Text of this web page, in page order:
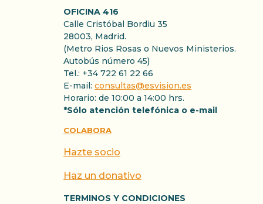
OFICINA 416
Calle Cristóbal Bordiu 35
28003, Madrid.
(Metro Rios Rosas o Nuevos Ministerios.
Autobús número 45)
Tel.: +34 722 61 22 66
E-mail: consultas@esvision.es
Horario: de 10:00 a 14:00 hrs.
*Sólo atención telefónica o e-mail
COLABORA
Hazte socio
Haz un donativo
TERMINOS Y CONDICIONES